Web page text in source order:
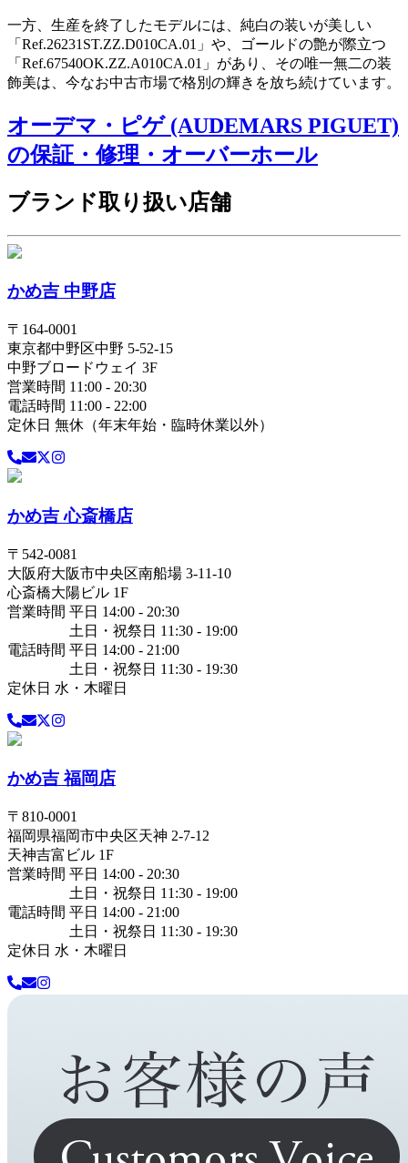
一方、生産を終了したモデルには、純白の装いが美しい
「Ref.26231ST.ZZ.D010CA.01」や、ゴールドの艶が際立つ
「Ref.67540OK.ZZ.A010CA.01」があり、その唯一無二の装
飾美は、今なお中古市場で格別の輝きを放ち続けています。
オーデマ・ピゲ (AUDEMARS PIGUET)
の保証・修理・オーバーホール
ブランド取り扱い店舗
かめ吉 中野店
〒 164-0001
東京都中野区中野 5-52-15
中野ブロードウェイ 3F
営業時間 11:00 - 20:30
電話時間 11:00 - 22:00
定休日 無休（年末年始・臨時休業以外）
かめ吉 心斎橋店
〒 542-0081
大阪府大阪市中央区南船場 3-11-10
心斎橋大陽ビル 1F
営業時間 平日 14:00 - 20:30
土日・祝祭日 11:30 - 19:00
電話時間 平日 14:00 - 21:00
土日・祝祭日 11:30 - 19:30
定休日 水・木曜日
かめ吉 福岡店
〒 810-0001
福岡県福岡市中央区天神 2-7-12
天神吉富ビル 1F
営業時間 平日 14:00 - 20:30
土日・祝祭日 11:30 - 19:00
電話時間 平日 14:00 - 21:00
土日・祝祭日 11:30 - 19:30
定休日 水・木曜日